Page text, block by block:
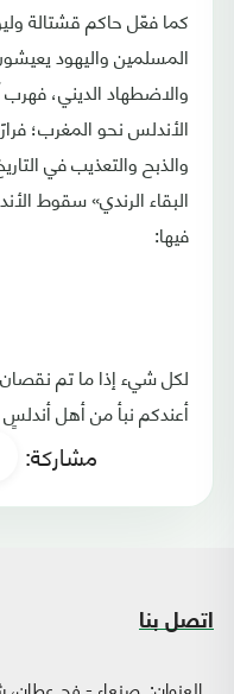
كما فعّل حاكم قشتالة
المسلمين واليهود
والاضطهاد الديني،
الأندلس نحو المغرب؛
والذبح والتعذيب في
البقاء الرندي» سقوط
فيها:
لكل شيء إذا ما تم
أعندكم نبأ من أهل
مشاركة:
اتصل بنا